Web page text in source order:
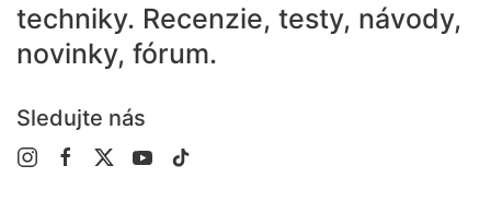
techniky. Recenzie, testy, návody,
novinky, fórum.
Sledujte nás